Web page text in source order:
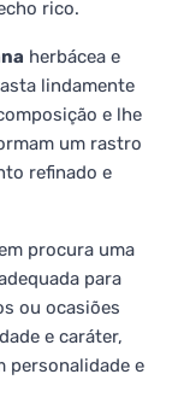
rico.
herbácea e
lindamente
e lhe
um rastro
refinado e
procura uma
para
ou ocasiões
e caráter,
personalidade e